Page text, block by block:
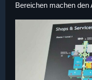
Bereichen machen den